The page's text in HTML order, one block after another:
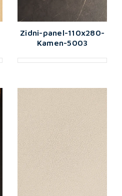
Zidni-panel-110x280-
Kamen-5003